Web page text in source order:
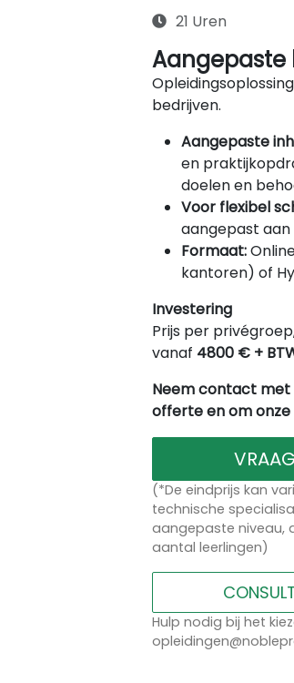
21 Uren
Aangepaste
bedrijven.
Aangepaste
en
doelen en
Voor flexibel
aangepast
Formaat:
kantoren) of
Investering
Prijs per
vanaf 4800 € +
Neem contact met
offerte en om
(*De eindprijs kan
technische
aangepaste niveau,
aantal leerlingen)
Hulp nodig bij het